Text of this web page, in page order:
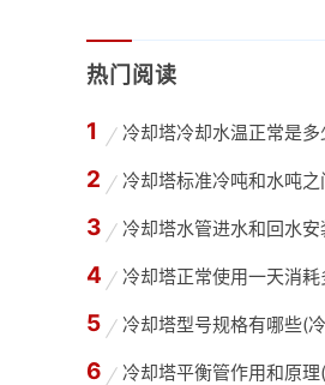
热门阅读